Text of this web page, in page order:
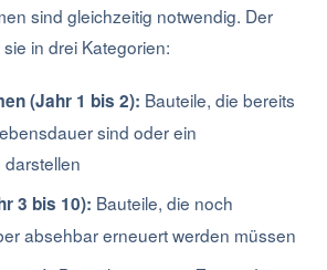
sind gleichzeitig notwendig. Der
in drei Kategorien:
(Jahr 1 bis 2): Bauteile, die bereits
sind oder ein
3 bis 10): Bauteile, die noch
absehbar erneuert werden müssen